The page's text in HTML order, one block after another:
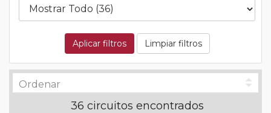
Aplicar filtros Limpiar filtros
36 circuitos encontrados